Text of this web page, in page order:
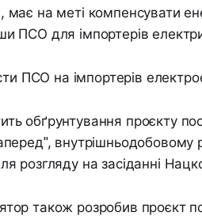
має на меті компенсувати
ПСО для імпортерів
обґрунтування проєкту
внутрішньодобовому
розгляду на засіданні
також розробив проєкт